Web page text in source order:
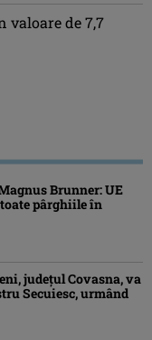
valoare de 7,7
Brunner: UE
pârghiile în
județul Covasna, va
Secuiesc, urmând